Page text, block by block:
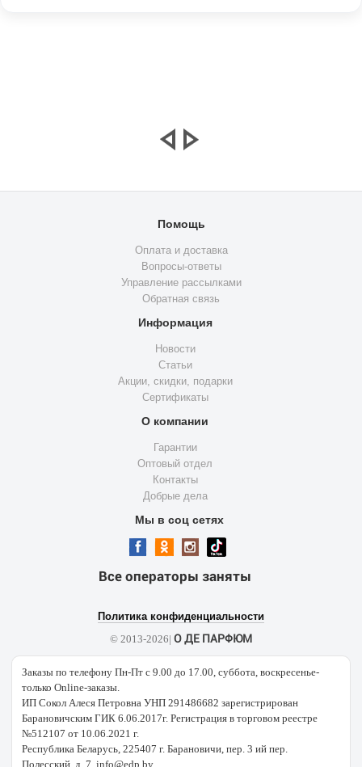
Помощь
Оплата и доставка
Вопросы-ответы
Управление рассылками
Обратная связь
Информация
Новости
Статьи
Акции, скидки, подарки
Сертификаты
О компании
Гарантии
Оптовый отдел
Контакты
Добрые дела
Мы в соц сетях
Все операторы заняты
Политика конфиденциальности
© 2013-2026| О ДЕ ПАРФЮМ
Заказы по телефону Пн-Пт с 9.00 до 17.00, суббота, воскресенье-
только Online-заказы.
ИП Сокол Алеся Петровна УНП 291486682 зарегистрирован
Барановичским ГИК 6.06.2017г. Регистрация в торговом реестре
№512107 от 10.06.2021 г.
Республика Беларусь, 225407 г. Барановичи, пер. 3 ий пер.
Полесский, д. 7. info@edp.by